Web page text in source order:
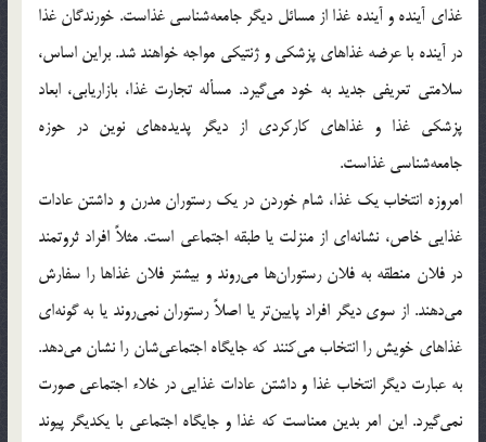
غذای آینده و آینده غذا از مسائل دیگر جامعه‌شناسی غذاست. خورندگان غذا
در آینده با عرضه غذاهای پزشکی و ژنتیکی مواجه خواهند شد. براین اساس،
سلامتی تعریفی جدید به خود می‌گیرد. مسأله تجارت غذا، بازاریابی، ابعاد
پزشکی غذا و غذاهای کارکردی از دیگر پدیده‌های نوین در حوزه
جامعه‌شناسی غذاست.
امروزه انتخاب یک غذا، شام خوردن در یک رستوران مدرن و داشتن عادات
غذایی خاص، نشانه‌ای از منزلت یا طبقه اجتماعی است. مثلاً افراد ثروتمند
در فلان منطقه به فلان رستوران‌ها می‌روند و بیشتر فلان غذاها را سفارش
می‌دهند. از سوی دیگر افراد پایین‌تر یا اصلاً رستوران نمی‌روند یا به گونه‌ای
غذاهای خویش را انتخاب می‌کنند که جایگاه اجتماعی‌شان را نشان می‌دهد.
به عبارت دیگر انتخاب غذا و داشتن عادات غذایی در خلاء اجتماعی صورت
نمی‌گیرد. این امر بدین معناست که غذا و جایگاه اجتماعی با یکدیگر پیوند